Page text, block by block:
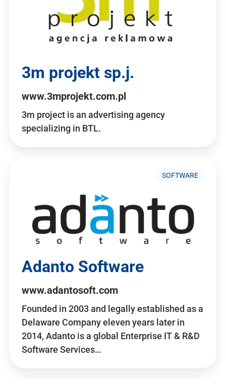
3m projekt sp.j.
www.3mprojekt.com.pl
3m project is an advertising agency
specializing in BTL.
SOFTWARE
Adanto Software
www.adantosoft.com
Founded in 2003 and legally established as a
Delaware Company eleven years later in
2014, Adanto is a global Enterprise IT & R&D
Software Services…